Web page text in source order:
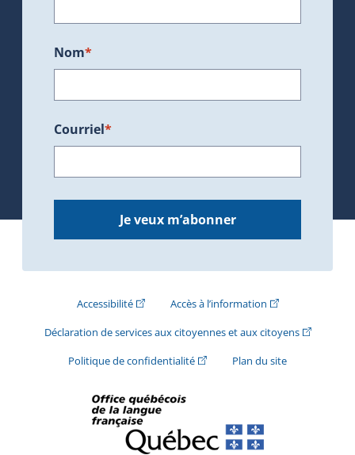
Nom*
Courriel*
Je veux m’abonner
Accessibilité(Cet hyperlien externe s'ouvrira dans une
Accès à l’information(Cet hyperlien
Déclaration de services aux citoyennes et aux citoyens(Cet
Politique de confidentialité(Cet hyperlien externe s'ouvrira
Plan du site